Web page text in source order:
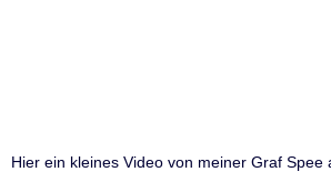
Hier ein kleines Video von meiner Graf